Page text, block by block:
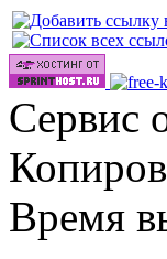
Сервис
Время